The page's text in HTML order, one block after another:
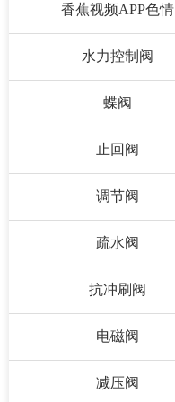
香蕉视频APP色情
水力控制阀
蝶阀
止回阀
调节阀
疏水阀
抗冲刷阀
电磁阀
减压阀